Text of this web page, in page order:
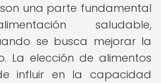
una parte fundamental
saludable,
se busca mejorar la
La elección de alimentos
influir en la capacidad